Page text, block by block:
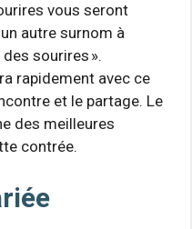
vous seront
autre surnom à
sourires ».
rapidement avec ce
et le partage. Le
des meilleures
contrée.